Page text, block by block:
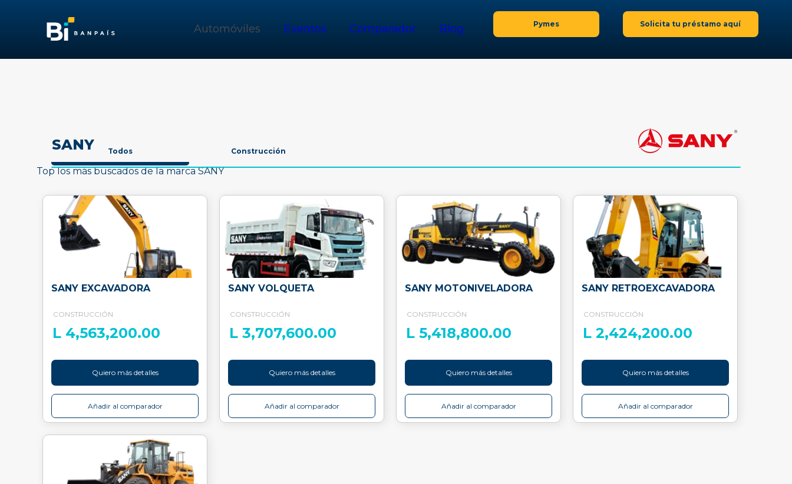
Automóviles Eventos Comparador Blog Pymes Solicita tu préstamo aquí
SANY Todos Construcción
Top los más buscados de la marca SANY
SANY EXCAVADORA
CONSTRUCCIÓN
L 4,563,200.00
Quiero más detalles
Añadir al comparador
SANY VOLQUETA
CONSTRUCCIÓN
L 3,707,600.00
Quiero más detalles
Añadir al comparador
SANY MOTONIVELADORA
CONSTRUCCIÓN
L 5,418,800.00
Quiero más detalles
Añadir al comparador
SANY RETROEXCAVADORA
CONSTRUCCIÓN
L 2,424,200.00
Quiero más detalles
Añadir al comparador